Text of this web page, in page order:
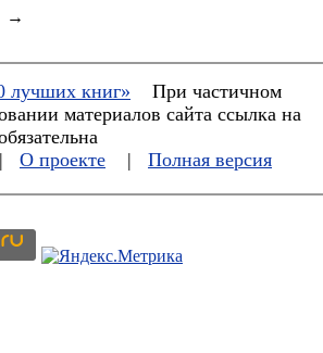
→
лучших книг»
При частичном
материалов сайта ссылка на
| О проекте | Полная версия